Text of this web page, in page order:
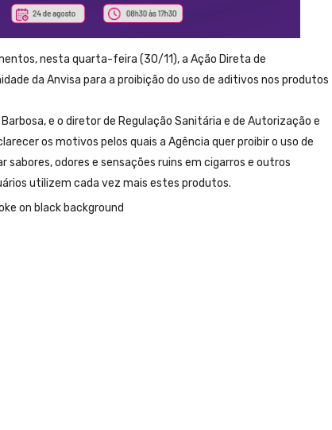
nesta quarta-feira (30/11), a Ação Direta de
da Anvisa para a proibição do uso de aditivos nos produtos
e o diretor de Regulação Sanitária e de Autorização e
os motivos pelos quais a Agência quer proibir o uso de
odores e sensações ruins em cigarros e outros
utilizem cada vez mais estes produtos.